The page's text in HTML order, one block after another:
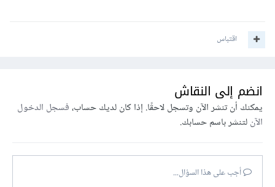
اقتباس
انضم إلى النقاش
يمكنك أن تنشر الآن وتسجل لاحقًا. إذا كان لديك حساب،فسجل الدخول
الآنلتنشر باسم حسابك.
أجب على هذا السؤال...